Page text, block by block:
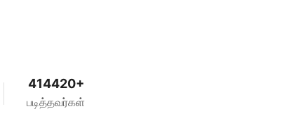
414420+
படித்தவர்கள்